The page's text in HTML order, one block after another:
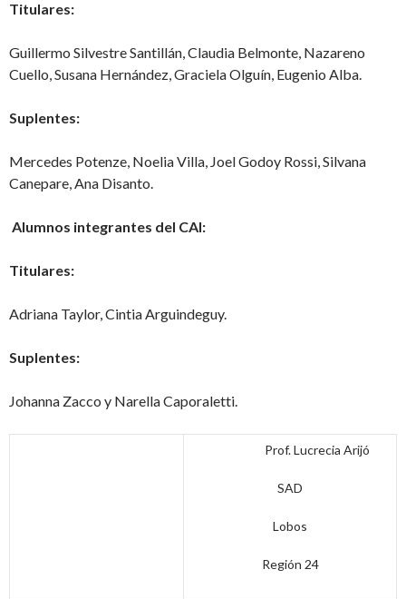
Titulares:
Guillermo Silvestre Santillán, Claudia Belmonte, Nazareno
Cuello, Susana Hernández, Graciela Olguín, Eugenio Alba.
Suplentes:
Mercedes Potenze, Noelia Villa, Joel Godoy Rossi, Silvana
Canepare, Ana Disanto.
Alumnos integrantes del CAI:
Titulares:
Adriana Taylor, Cintia Arguindeguy.
Suplentes:
Johanna Zacco y Narella Caporaletti.
Prof. Lucrecia Arijó
SAD
Lobos
Región 24